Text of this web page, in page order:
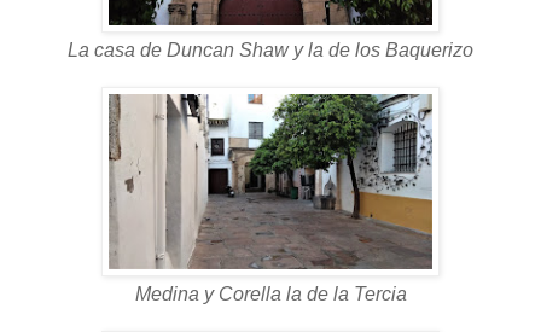
La casa de Duncan Shaw y la de los Baquerizo
Medina y Corella la de la Tercia